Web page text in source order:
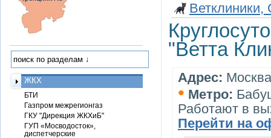
"Ветта
Адрес:
• Метро:
Работают в
Перейти на
ЖКХ
БТИ
Газпром межрегионгаз
ГКУ "Дирекция ЖКХиБ"
ГУП «Мосводосток»,
диспетчерские